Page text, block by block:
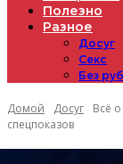
Полезно
Разное
Досуг
Секс
Без
Домой Досуг
Всё
спецпоказов